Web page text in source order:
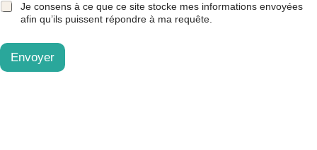
Je consens à ce que ce site stocke mes informations envoyées
afin qu’ils puissent répondre à ma requête.
Envoyer